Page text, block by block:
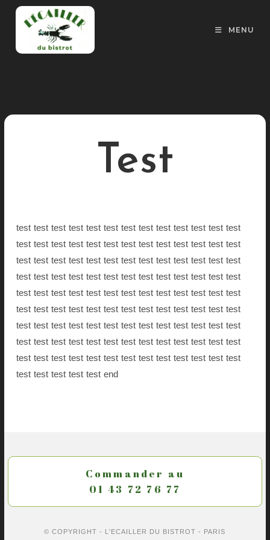
MENU
Test
test test test test test test test test test test test test test
test test test test test test test test test test test test test
test test test test test test test test test test test test test
test test test test test test test test test test test test test
test test test test test test test test test test test test test
test test test test test test test test test test test test test
test test test test test test test test test test test test test
test test test test test test test test test test test test test
test test test test test test test test test test test test test
test test test test test end
Commander au
01 43 72 76 77
© COPYRIGHT - L'ECAILLER DU BISTROT - PARIS